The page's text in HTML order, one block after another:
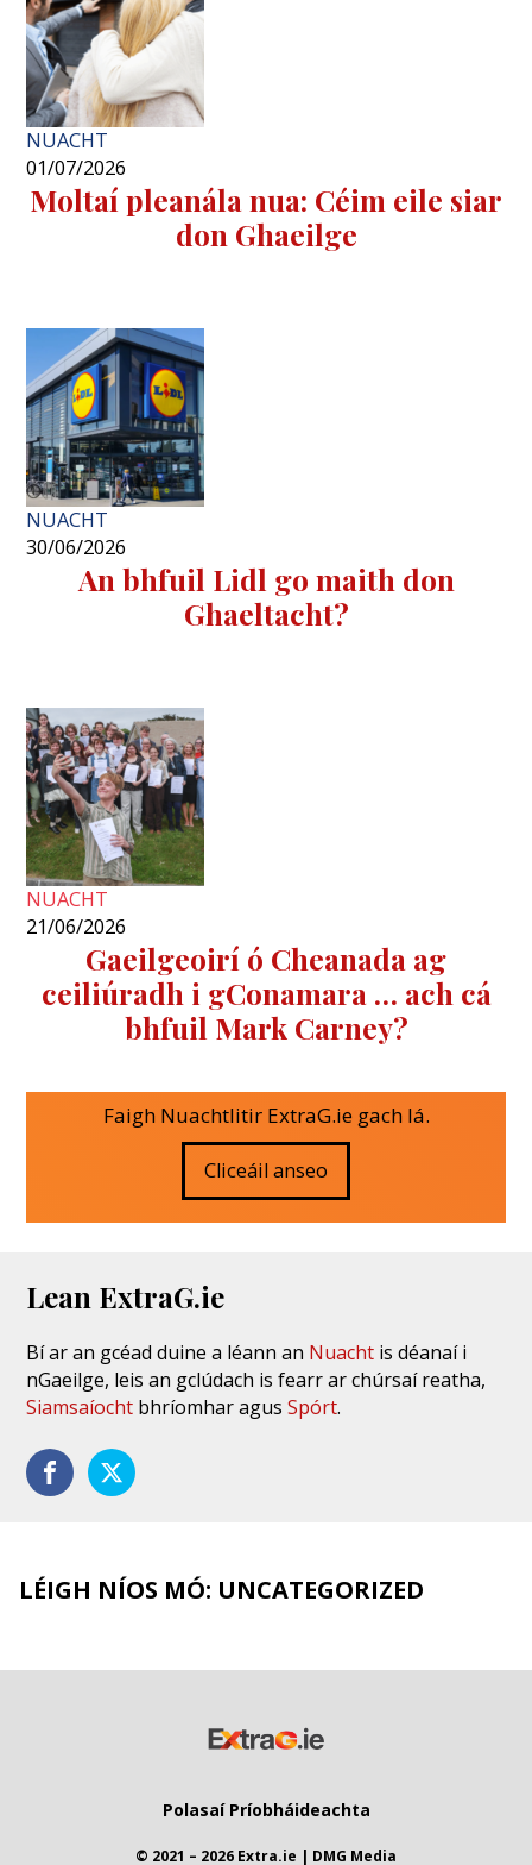
NUACHT
01/07/2026
Moltaí pleanála nua: Céim eile siar
don Ghaeilge
NUACHT
30/06/2026
An bhfuil Lidl go maith don
Ghaeltacht?
NUACHT
21/06/2026
Gaeilgeoirí ó Cheanada ag
ceiliúradh i gConamara … ach cá
bhfuil Mark Carney?
Faigh Nuachtlitir ExtraG.ie gach lá.
Cliceáil anseo
Lean ExtraG.ie
Bí ar an gcéad duine a léann an Nuacht is déanaí i
nGaeilge, leis an gclúdach is fearr ar chúrsaí reatha,
Siamsaíocht bhríomhar agusSpórt.
LÉIGH NÍOS MÓ: UNCATEGORIZED
Polasaí Príobháideachta
© 2021 – 2026 Extra.ie | DMG Media